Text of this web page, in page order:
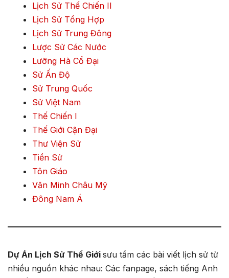
Lịch Sử Thế Chiến II
Lịch Sử Tổng Hợp
Lịch Sử Trung Đông
Lược Sử Các Nước
Lưỡng Hà Cổ Đại
Sử Ấn Độ
Sử Trung Quốc
Sử Việt Nam
Thế Chiến I
Thế Giới Cận Đại
Thư Viện Sử
Tiền Sử
Tôn Giáo
Văn Minh Châu Mỹ
Đông Nam Á
Dự Án Lịch Sử Thế Giới sưu tầm các bài viết lịch sử từ
nhiều nguồn khác nhau: Các fanpage, sách tiếng Anh